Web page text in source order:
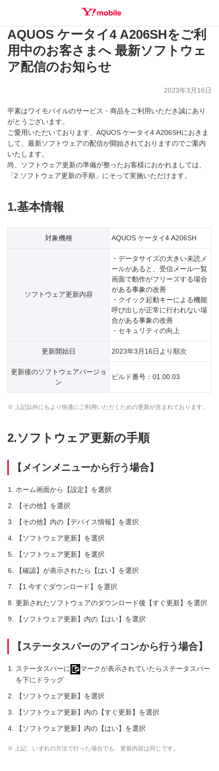
SEARCH
AQUOS ケータイ4 A206SHをご利
用中のお客さまへ 最新ソフトウェ
ア配信のお知らせ
2023年3月16日
平素はワイモバイルのサービス・商品をご利用いただき誠にあり
がとうございます。
ご愛用いただいております、AQUOS ケータイ4 A206SHにおきま
して、最新ソフトウェアの配信が開始されておりますのでご案内
いたします。
尚、ソフトウェア更新の準備が整ったお客様におかれましては、
「2.ソフトウェア更新の手順」にそって実施いただけます。
1.基本情報
対象機種 AQUOS ケータイ4 A206SH
ソフトウェア更新内容
・データサイズの大きい未読メ
ールがあると、受信メール一覧
画面で動作がフリーズする場合
がある事象の改善
・クイック起動キーによる機能
呼び出しが正常に行われない場
合がある事象の改善
・セキュリティの向上
更新開始日 2023年3月16日より順次
更新後のソフトウェアバージョ
ン
ビルド番号：01.00.03
※ 上記以外にもより快適にご利用いただくための更新が含まれております。
2.ソフトウェア更新の手順
【メインメニューから行う場合】
ホーム画面から【設定】を選択
【その他】を選択
【その他】内の【デバイス情報】を選択
【ソフトウェア更新】を選択
【ソフトウェア更新】を選択
【確認】が表示されたら【はい】を選択
【1.今すぐダウンロード】を選択
更新されたソフトウェアのダウンロード後【すぐ更新】を選択
【ソフトウェア更新】内の【はい】を選択
【ステータスバーのアイコンから行う場合】
ステータスバーに
マークが表示されていたらステータスバー
を下にドラッグ
【ソフトウェア更新】を選択
【ソフトウェア更新】内の【すぐ更新】を選択
【ソフトウェア更新】内の【はい】を選択
※ 上記、いずれの方法で行った場合でも、更新内容は同じです。